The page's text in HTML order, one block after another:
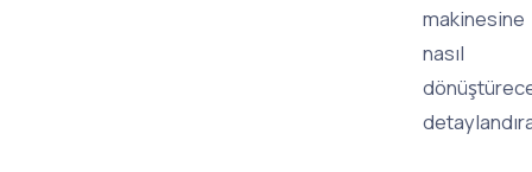
makinesine
nasıl